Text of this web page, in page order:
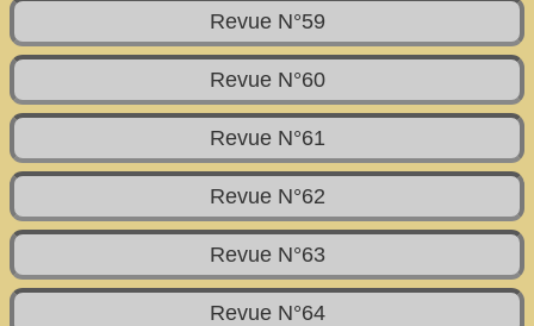
Revue N°59
Revue N°60
Revue N°61
Revue N°62
Revue N°63
Revue N°64